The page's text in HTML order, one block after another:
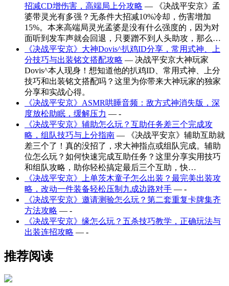
招减CD增伤害，高端局上分攻略 — 《决战平安京》孟
婆带灵光有多强？无条件大招减10%冷却，伤害增加
15%。本来高端局灵光孟婆是没有什么强度的，因为对
面听到发车声就会回退，只要蹭不到人头助攻，那么…
《决战平安京》大神Dovis^扒鸡ID分享，常用式神、上
分技巧与出装铭文搭配攻略 — 决战平安京大神玩家
Dovis^本人现身！想知道他的扒鸡ID、常用式神、上分
技巧和出装铭文搭配吗？这里为你带来大神玩家的独家
分享和实战心得。
《决战平安京》ASMR哄睡音频：敌方式神消失版，深
度放松助眠，缓解压力 — -
《决战平安京》辅助怎么玩？互助任务差三个完成攻
略，组队技巧与上分指南 — 《决战平安京》辅助互助就
差三个了！真的没招了，求大神指点或组队完成。辅助
位怎么玩？如何快速完成互助任务？这里分享实用技巧
和组队攻略，助你轻松搞定最后三个互助，快…
《决战平安京》上单茨木童子怎么出装？最完美出装攻
略，改动一件装备轻松压制九成边路对手 — -
《决战平安京》邀请测验怎么玩？第二套重复卡牌集齐
方法攻略 — -
《决战平安京》缘怎么玩？五杀技巧教学，正确玩法与
出装连招攻略 — -
推荐阅读